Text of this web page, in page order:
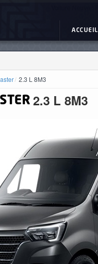
ACCUEIL
2.3 L 8M3
2.3 L 8M3